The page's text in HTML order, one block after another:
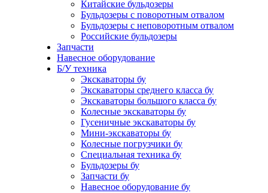
Китайские бульдозеры
Бульдозеры с поворотным отвалом
Бульдозеры с неповоротным отвалом
Российские бульдозеры
Запчасти
Навесное оборудование
Б/У техника
Экскаваторы бу
Экскаваторы среднего класса бу
Экскаваторы большого класса бу
Колесные экскаваторы бу
Гусеничные экскаваторы бу
Мини-экскаваторы бу
Колесные погрузчики бу
Специальная техника бу
Бульдозеры бу
Запчасти бу
Навесное оборудование бу